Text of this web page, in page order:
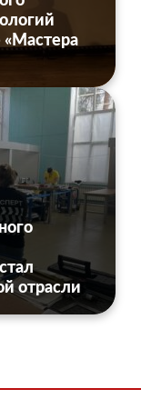
«Мастера
отрасли